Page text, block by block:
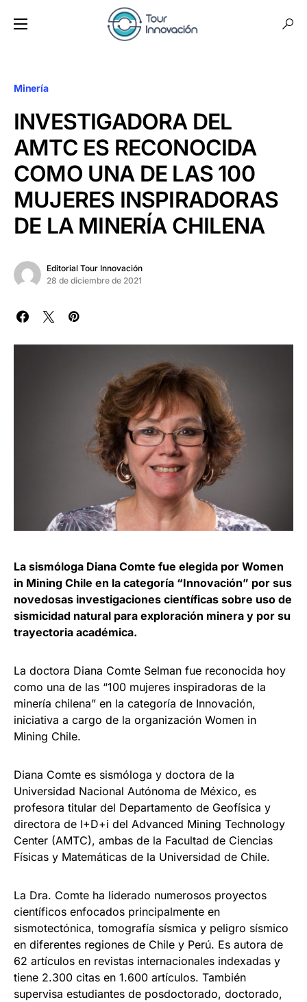
Minería
INVESTIGADORA DEL
AMTC ES RECONOCIDA
COMO UNA DE LAS 100
MUJERES INSPIRADORAS
DE LA MINERÍA CHILENA
Editorial Tour Innovación
28 de diciembre de 2021
La sismóloga Diana Comte fue elegida por Women
in Mining Chile en la categoría “Innovación” por sus
novedosas investigaciones científicas sobre uso de
sismicidad natural para exploración minera y por su
trayectoria académica.
La doctora Diana Comte Selman fue reconocida hoy
como una de las “100 mujeres inspiradoras de la
minería chilena” en la categoría de Innovación,
iniciativa a cargo de la organización Women in
Mining Chile.
Diana Comte es sismóloga y doctora de la
Universidad Nacional Autónoma de México, es
profesora titular del Departamento de Geofísica y
directora de I+D+i del Advanced Mining Technology
Center (AMTC), ambas de la Facultad de Ciencias
Físicas y Matemáticas de la Universidad de Chile.
La Dra. Comte ha liderado numerosos proyectos
científicos enfocados principalmente en
sismotectónica, tomografía sísmica y peligro sísmico
en diferentes regiones de Chile y Perú. Es autora de
62 artículos en revistas internacionales indexadas y
tiene 2.300 citas en 1.600 artículos. También
supervisa estudiantes de posdoctorado, doctorado,